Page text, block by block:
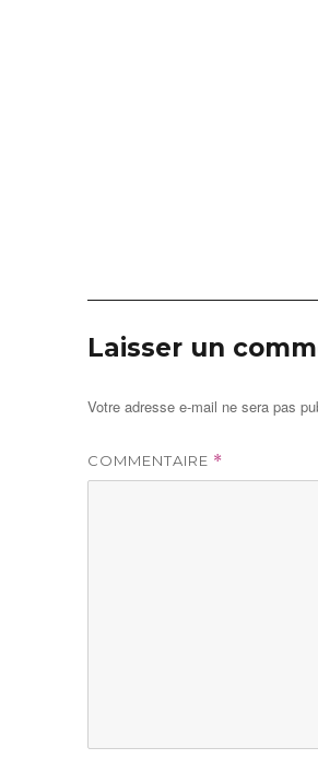
Laisser un
Votre adresse e-mail ne sera pas
COMMENTAIRE *